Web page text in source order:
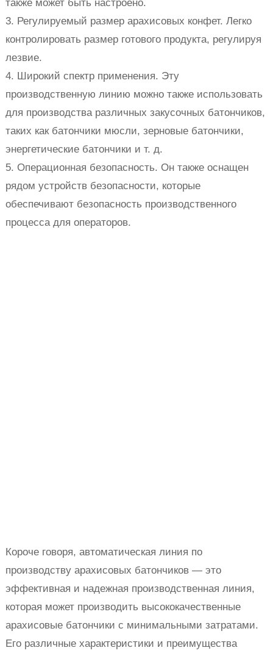
также может быть настроено.
3. Регулируемый размер арахисовых конфет. Легко
контролировать размер готового продукта, регулируя
лезвие.
4. Широкий спектр применения. Эту
производственную линию можно также использовать
для производства различных закусочных батончиков,
таких как батончики мюсли, зерновые батончики,
энергетические батончики и т. д.
5. Операционная безопасность. Он также оснащен
рядом устройств безопасности, которые
обеспечивают безопасность производственного
процесса для операторов.
Короче говоря, автоматическая линия по
производству арахисовых батончиков — это
эффективная и надежная производственная линия,
которая может производить высококачественные
арахисовые батончики с минимальными затратами.
Его различные характеристики и преимущества